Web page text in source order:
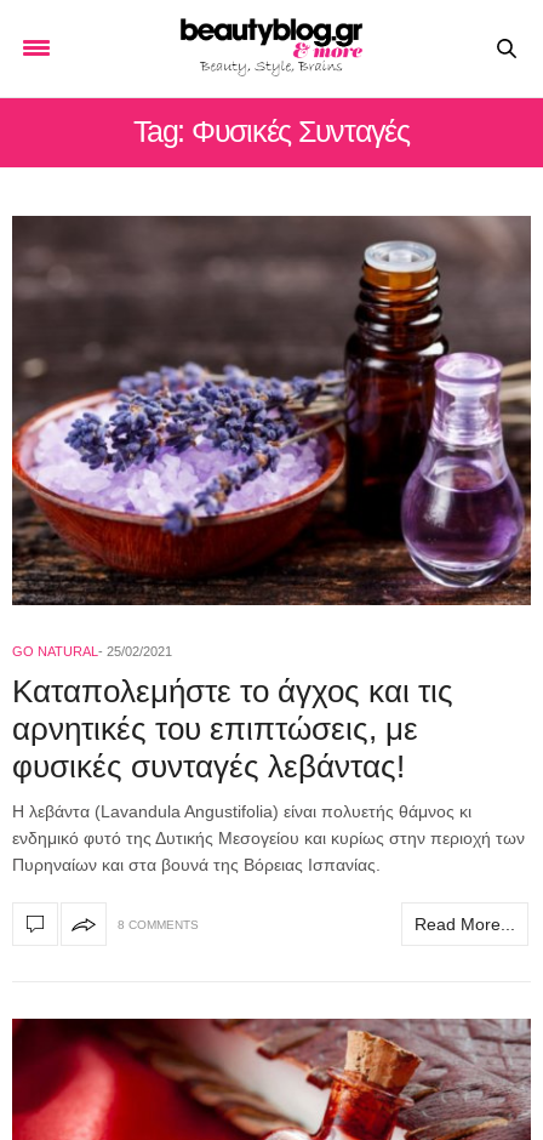
Tag: Φυσικές Συνταγές
GO NATURAL 25/02/2021
Καταπολεμήστε το άγχος και τις
αρνητικές του επιπτώσεις, με
φυσικές συνταγές λεβάντας!
Η λεβάντα (Lavandula Angustifolia) είναι πολυετής θάμνος κι
ενδημικό φυτό της Δυτικής Μεσογείου και κυρίως στην περιοχή των
Πυρηναίων και στα βουνά της Βόρειας Ισπανίας.
8 COMMENTS Read More...